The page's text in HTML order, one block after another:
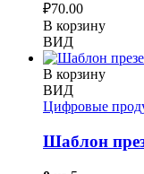
₽70.00
В корзину
ВИД
В корзину
ВИД
Цифровые
Шаблон